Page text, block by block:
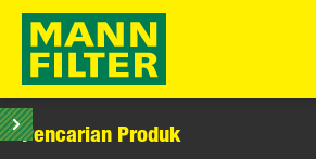
Pencarian Produk